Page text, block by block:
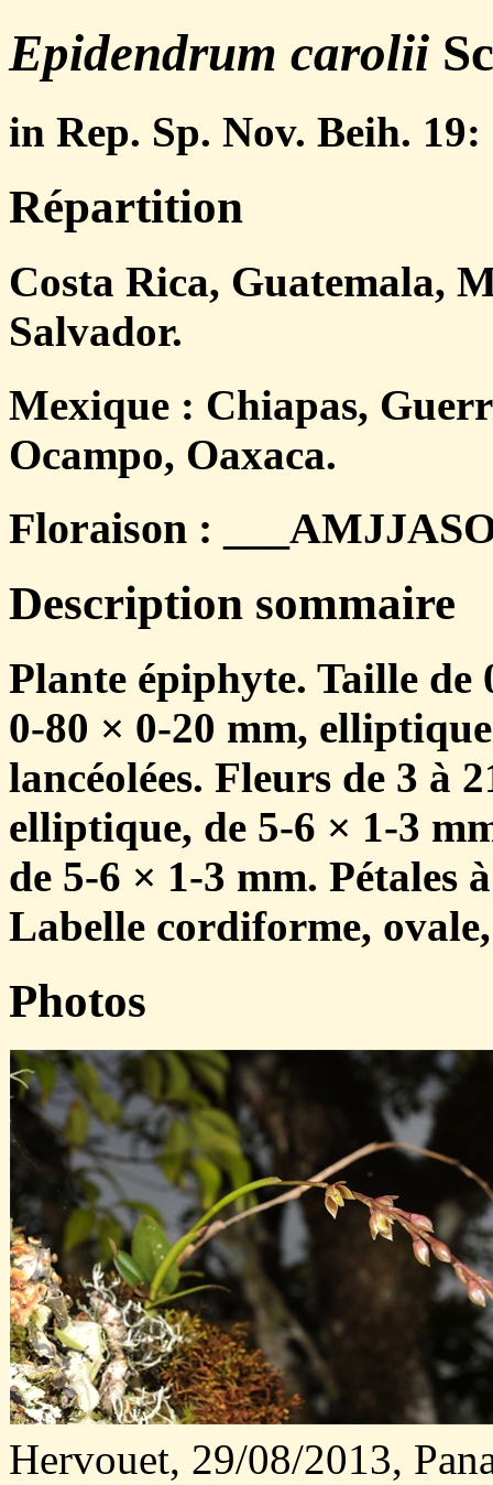
Epidendrum carolii
in Rep. Sp. Nov. Beih. 19:
Répartition
Costa Rica, Guatemala,
Salvador.
Mexique : Chiapas,
Ocampo, Oaxaca.
Floraison :
Description sommaire
Plante épiphyte. Taille de
0-80 × 0-20 mm,
lancéolées. Fleurs de 3 à
elliptique, de 5-6 × 1-3
de 5-6 × 1-3 mm. Pétales
Labelle cordiforme,
Photos
Hervouet, 29/08/2013,